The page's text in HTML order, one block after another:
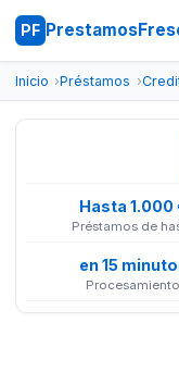
PF
Inicio Préstamos
Hasta 1.000
Préstamos de
en 15
Procesamiento